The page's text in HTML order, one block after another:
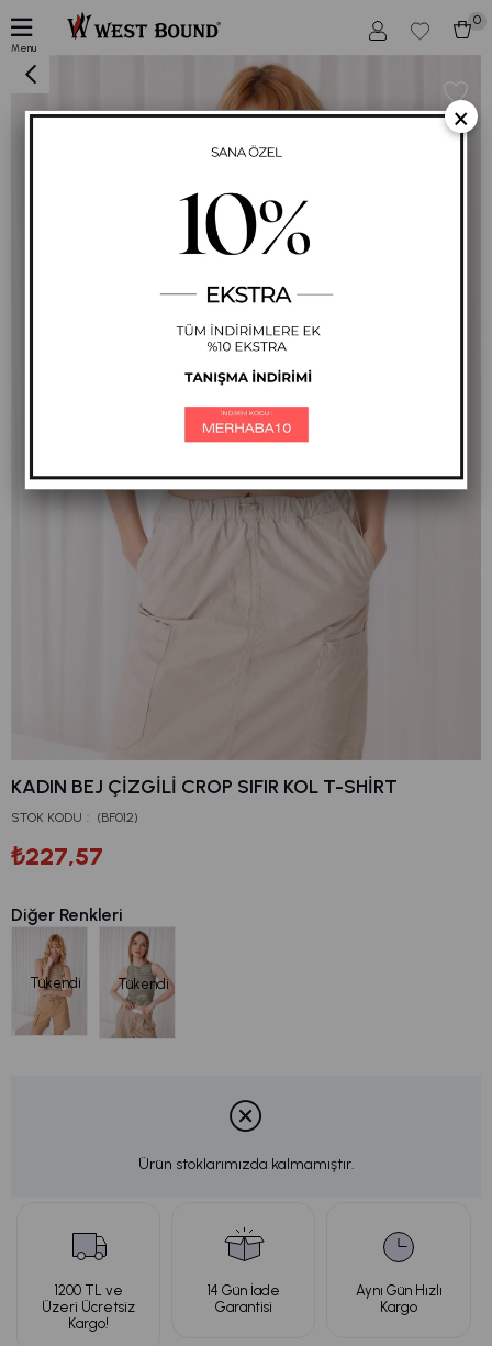
Menu
0
Kadın Bej Çizgili Crop Sıfır Kol T-Shirt
KADIN BEJ ÇIZGILI CROP SIFIR KOL T-SHIRT
STOK KODU (BF012)
₺227,57
Diğer Renkleri
Tükendi Tükendi
Ürün stoklarımızda kalmamıştır.
1200 TL ve
Üzeri Ücretsiz
Kargo!
14 Gün İade
Garantisi
Aynı Gün Hızlı
Kargo
×